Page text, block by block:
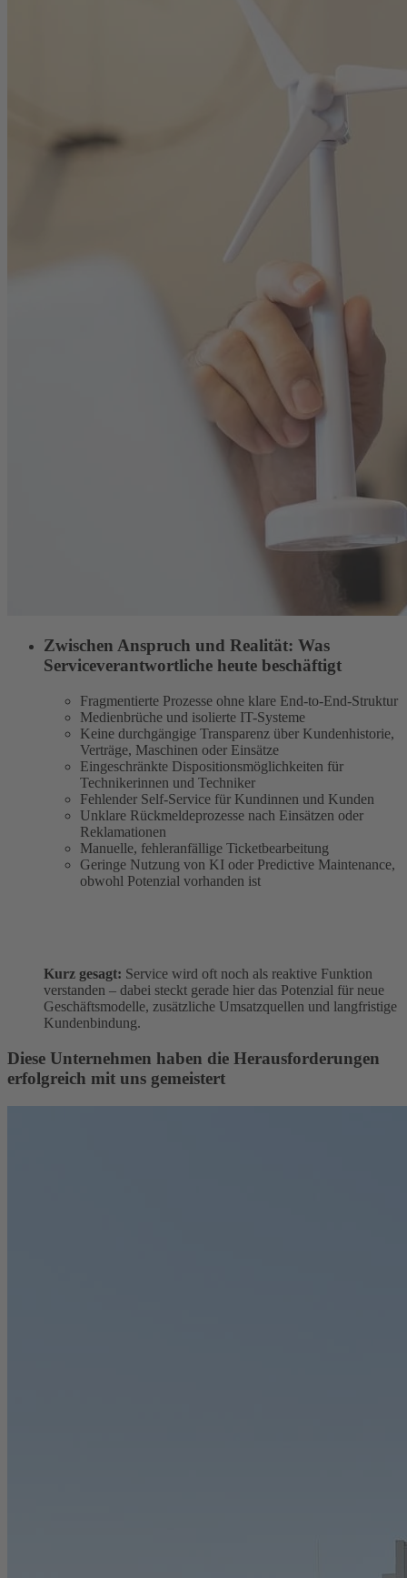
Zwischen Anspruch und Realität: Was
Serviceverantwortliche heute beschäftigt
Fragmentierte Prozesse ohne klare End-to-End-Struktur
Medienbrüche und isolierte IT-Systeme
Keine durchgängige Transparenz über Kundenhistorie,
Verträge, Maschinen oder Einsätze
Eingeschränkte Dispositionsmöglichkeiten für
Technikerinnen und Techniker
Fehlender Self-Service für Kundinnen und Kunden
Unklare Rückmeldeprozesse nach Einsätzen oder
Reklamationen
Manuelle, fehleranfällige Ticketbearbeitung
Geringe Nutzung von KI oder Predictive Maintenance,
obwohl Potenzial vorhanden ist
Kurz gesagt: Service wird oft noch als reaktive Funktion
verstanden – dabei steckt gerade hier das Potenzial für neue
Geschäftsmodelle, zusätzliche Umsatzquellen und langfristige
Kundenbindung.
Diese Unternehmen haben die Herausforderungen
erfolgreich mit uns gemeistert